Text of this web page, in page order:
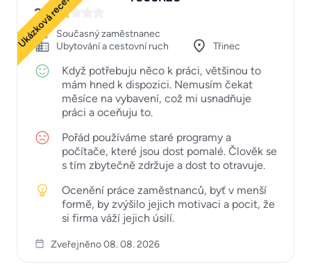
Ukázková recenze
2
Současný zaměstnanec
Ubytování a cestovní ruch
Třinec
Když potřebuju něco k práci, většinou to
mám hned k dispozici. Nemusím čekat
měsíce na vybavení, což mi usnadňuje
práci a oceňuju to.
Pořád používáme staré programy a
počítače, které jsou dost pomalé. Člověk se
s tím zbytečně zdržuje a dost to otravuje.
Ocenění práce zaměstnanců, byť v menší
formě, by zvýšilo jejich motivaci a pocit, že
si firma váží jejich úsilí.
Zveřejněno 08. 08. 2026